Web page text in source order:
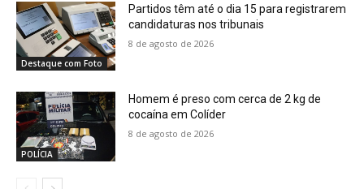
Destaque com Foto
Partidos têm até o dia 15 para registrarem
candidaturas nos tribunais
8 de agosto de 2026
POLÍCIA
Homem é preso com cerca de 2 kg de
cocaína em Colíder
8 de agosto de 2026